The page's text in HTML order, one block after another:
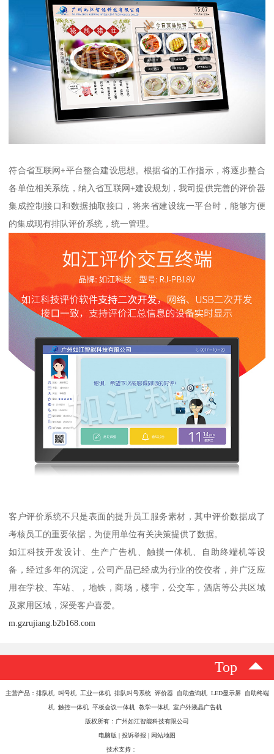
符合省互联网+平台整合建设思想。根据省的工作指示，将逐步整合
各单位相关系统，纳入省互联网+建设规划，我司提供完善的评价器
集成控制接口和数据抽取接口，将来省建设统一平台时，能够方便
的集成现有排队评价系统，统一管理。
客户评价系统不只是表面的提升员工服务素材，其中评价数据成了
考核员工的重要依据，为使用单位有关决策提供了数据。
如江科技开发设计、生产广告机、触摸一体机、自助终端机等设
备，经过多年的沉淀，公司产品已经成为行业的佼佼者，并广泛应
用在学校、车站、，地铁，商场，楼宇，公交车，酒店等公共区域
及家用区域，深受客户喜爱。
m.gzrujiang.b2b168.com
Top
主营产品：排队机 叫号机 工业一体机 排队叫号系统 评价器 自助查询机 LED显示屏 自助终端
机 触控一体机 平板会议一体机 教学一体机 室户外液晶广告机
版权所有：广州如江智能科技有限公司
电脑版 投诉举报 网站地图
技术支持：